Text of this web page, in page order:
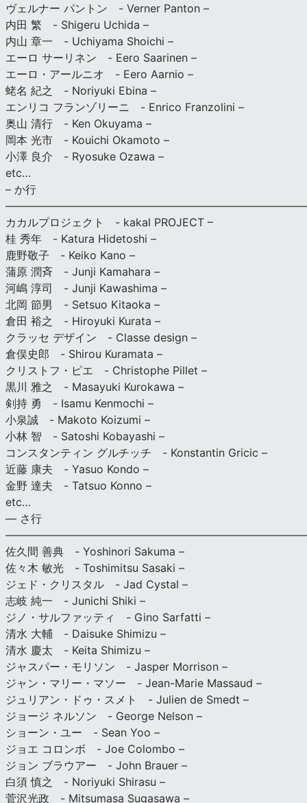
ヴェルナー パントン - Verner Panton –
内田 繁 - Shigeru Uchida –
内山 章一 - Uchiyama Shoichi –
エーロ サーリネン - Eero Saarinen –
エーロ・アールニオ - Eero Aarnio –
蛯名 紀之 - Noriyuki Ebina –
エンリコ フランゾリーニ - Enrico Franzolini –
奥山 清行 - Ken Okuyama –
岡本 光市 - Kouichi Okamoto –
小澤 良介 - Ryosuke Ozawa –
etc…
– か行
カカルプロジェクト - kakal PROJECT –
桂 秀年 - Katura Hidetoshi –
鹿野敬子 - Keiko Kano –
蒲原 潤斉 - Junji Kamahara –
河嶋 淳司 - Junji Kawashima –
北岡 節男 - Setsuo Kitaoka –
倉田 裕之 - Hiroyuki Kurata –
クラッセ デザイン - Classe design –
倉俣史郎 - Shirou Kuramata –
クリストフ・ピエ - Christophe Pillet –
黒川 雅之 - Masayuki Kurokawa –
剣持 勇 - Isamu Kenmochi –
小泉誠 - Makoto Koizumi –
小林 智 - Satoshi Kobayashi –
コンスタンティン グルチッチ - Konstantin Gricic –
近藤 康夫 - Yasuo Kondo –
金野 達夫 - Tatsuo Konno –
etc…
— さ行
佐久間 善典 - Yoshinori Sakuma –
佐々木 敏光 - Toshimitsu Sasaki –
ジェド・クリスタル - Jad Cystal –
志岐 純一 - Junichi Shiki –
ジノ・サルファッティ - Gino Sarfatti –
清水 大輔 - Daisuke Shimizu –
清水 慶太 - Keita Shimizu –
ジャスパー・モリソン - Jasper Morrison –
ジャン・マリー・マソー - Jean-Marie Massaud –
ジュリアン・ドゥ・スメト - Julien de Smedt –
ジョージ ネルソン - George Nelson –
ショーン・ユー - Sean Yoo –
ジョエ コロンボ - Joe Colombo –
ジョン ブラウアー - John Brauer –
白須 慎之 - Noriyuki Shirasu –
菅沢光政 - Mitsumasa Sugasawa –